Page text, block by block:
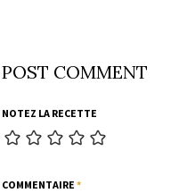
POST COMMENT
NOTEZ LA RECETTE
COMMENTAIRE *